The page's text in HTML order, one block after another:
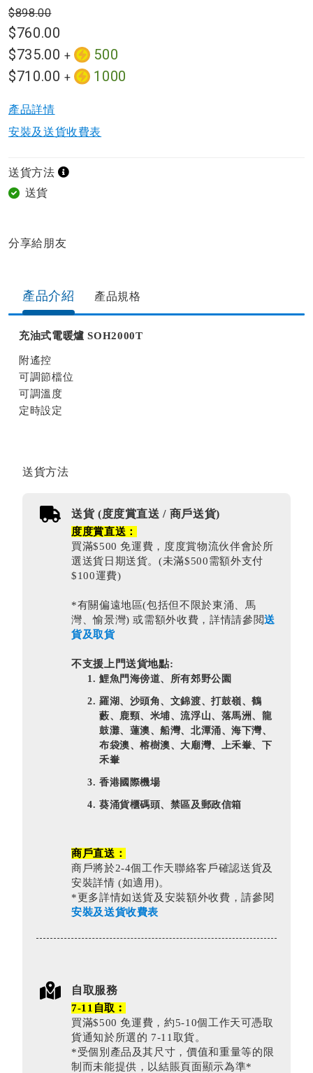
of
the
images
$760.00
$735.00 +
500
$710.00 + 1000
$898.00
產品詳情​
安裝及送貨收費表
送貨方法
送貨
分享給朋友​
產品介紹 產品規格​
充油式電暖爐 SOH2000T
附遙控
可調節檔位
可調溫度
定時設定
送貨方法
送貨 (度度賞直送 / 商戶送貨)
度度賞直送：
買滿$500 免運費，度度賞物流伙伴會於所
選送貨日期送貨。(未滿$500需額外支付
$100運費)
*有關偏遠地區(包括但不限於東涌、馬
灣、愉景灣) 或需額外收費，詳情請參閲送
貨及取貨
不支援上門送貨地點:
鯉魚門海傍道、所有郊野公園
羅湖、沙頭角、文錦渡、打鼓嶺、鶴
藪、鹿頸、米埔、流浮山、落馬洲、龍
鼓灘、蓮澳、船灣、北潭涌、海下灣、
布袋澳、榕樹澳、大廟灣、上禾輋、下
禾輋
香港國際機場
葵涌貨櫃碼頭、禁區及郵政信箱
商戶直送：
商戶將於2-4個工作天聯絡客戶確認送貨及
安裝詳情 (如適用)。
*更多詳情如送貨及安裝額外收費，請參閱
安裝及送貨收費表
自取服務
7-11自取︰
買滿$500 免運費，約5-10個工作天可憑取
貨通知於所選的 7-11取貨。
*受個別產品及其尺寸，價值和重量等的限
制而未能提供，以結賬頁面顯示為準*